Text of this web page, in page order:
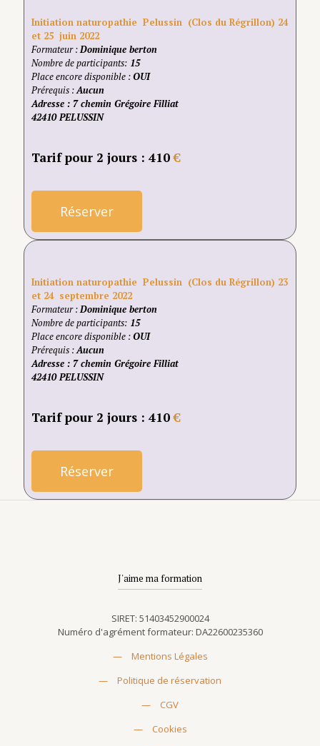
Initiation naturopathie Pelussin (Clos du Régrillon) 24
et 25 juin 2022
Formateur :Dominique berton
Nombre de participants: 15
Place encore disponible :OUI
Prérequis :Aucun
Adresse : 7 chemin Grégoire Filliat
42410 PELUSSIN
Tarif pour 2 jours : 410€
Réserver
Initiation naturopathie Pelussin (Clos du Régrillon) 23
et 24 septembre 2022
Formateur :Dominique berton
Nombre de participants: 15
Place encore disponible :OUI
Prérequis :Aucun
Adresse : 7 chemin Grégoire Filliat
42410 PELUSSIN
Tarif pour 2 jours : 410€
Réserver
J'aime ma formation
SIRET: 51403452900024
Numéro d'agrément formateur: DA22600235360
—
Mentions Légales
—
Politique de réservation
—
CGV
—
Cookies